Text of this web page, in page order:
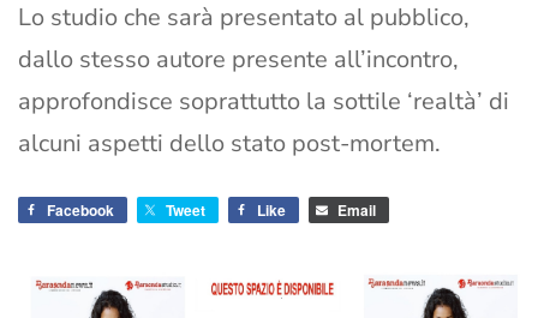
Lo studio che sarà presentato al pubblico,
dallo stesso autore presente all’incontro,
approfondisce soprattutto la sottile ‘realtà’ di
alcuni aspetti dello stato post-mortem.
Facebook Tweet Like Email